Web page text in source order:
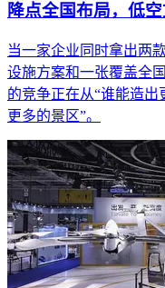
降点全国布局，低
当一家企业同时拿出两
设施方案和一张覆盖全
的竞争正在从“谁能造出
更多的景区”。